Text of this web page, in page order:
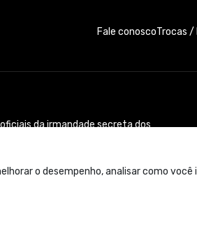
o desempenho, analisar como
Fale conoscoTrocas /
da irmandade secreta dos